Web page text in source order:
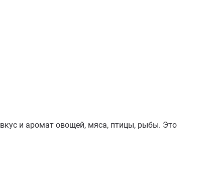
и аромат овощей, мяса, птицы, рыбы. Это